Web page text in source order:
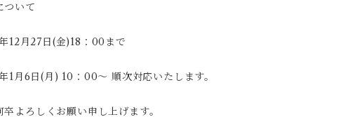
ついて
12月27日(金)18：00まで
1月6日(月) 10：00〜 順次対応いたします。
よろしくお願い申し上げます。